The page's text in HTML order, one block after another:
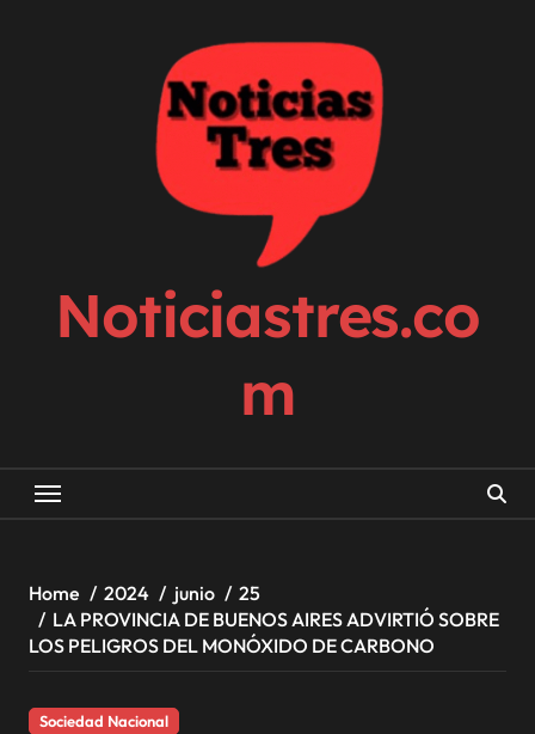
Noticiastres.co
m
Home 2024 junio
25
LA PROVINCIA DE BUENOS AIRES ADVIRTIÓ SOBRE
LOS PELIGROS DEL MONÓXIDO DE CARBONO
Sociedad Nacional